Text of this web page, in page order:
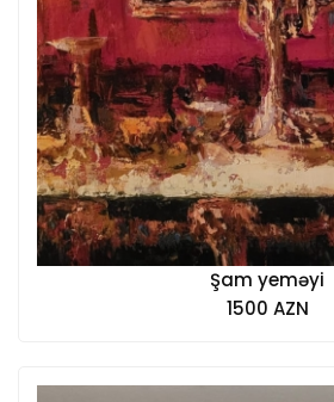
Şam yeməyi
1500 AZN